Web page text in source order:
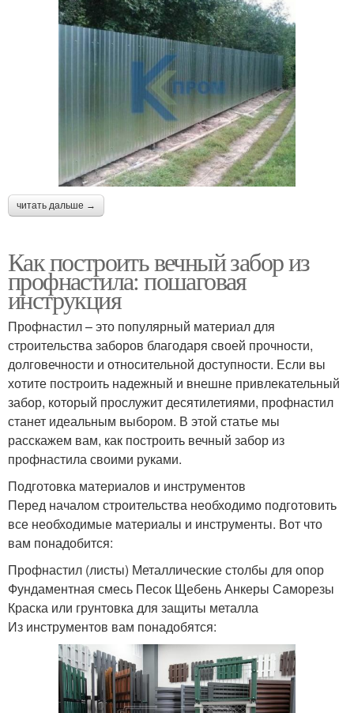
читать дальше →
Как построить вечный забор из
профнастила: пошаговая
инструкция
Профнастил – это популярный материал для
строительства заборов благодаря своей прочности,
долговечности и относительной доступности. Если вы
хотите построить надежный и внешне привлекательный
забор, который прослужит десятилетиями, профнастил
станет идеальным выбором. В этой статье мы
расскажем вам, как построить вечный забор из
профнастила своими руками.
Подготовка материалов и инструментов
Перед началом строительства необходимо подготовить
все необходимые материалы и инструменты. Вот что
вам понадобится:
Профнастил (листы) Металлические столбы для опор
Фундаментная смесь Песок Щебень Анкеры Саморезы
Краска или грунтовка для защиты металла
Из инструментов вам понадобятся: